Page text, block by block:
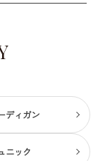
ディガン
ニック